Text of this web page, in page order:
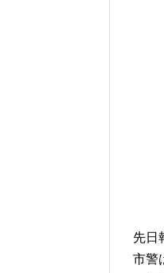
先日
市警